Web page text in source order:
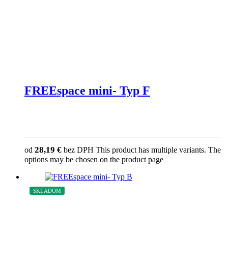
FREEspace mini- Typ F
od 28,19 € bez DPH This product has multiple variants. The
options may be chosen on the product page
SKLADOM